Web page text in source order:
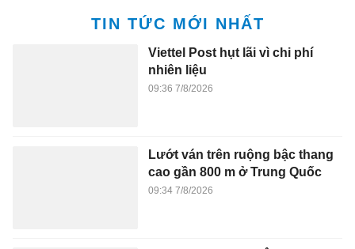
TIN TỨC MỚI NHẤT
Viettel Post hụt lãi vì chi phí
nhiên liệu
09:36 7/8/2026
Lướt ván trên ruộng bậc thang
cao gần 800 m ở Trung Quốc
09:34 7/8/2026